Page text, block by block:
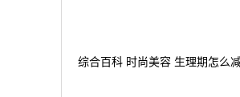
综合百科 时尚美容 生理期怎么